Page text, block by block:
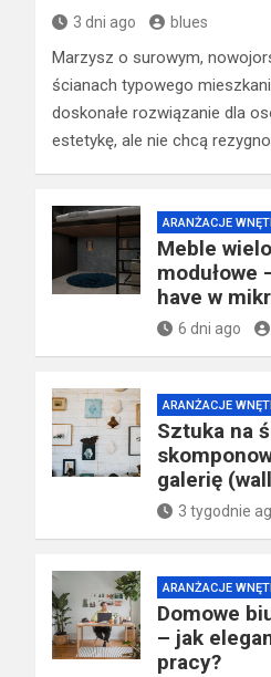
3 dni ago blues
Marzysz o surowym,
ścianach typowego
doskonałe rozwiązanie dla
estetykę, ale nie chcą
ARANŻACJE
Meble
modułowe
have w
6 dni ago
ARANŻACJE
Sztuka na
galerię
3 tygodnie
ARANŻACJE
Domowe
– jak
pracy?